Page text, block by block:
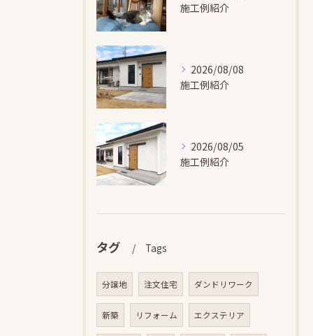
施工例紹介
2026/08/08
施工例紹介
2026/08/05
施工例紹介
タグ Tags
分譲地 注文住宅 ダンドリワーク
新築 リフォーム エクステリア